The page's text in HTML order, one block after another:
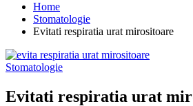
Home
Stomatologie
Evitati respiratia urat mirositoare
Stomatologie
Evitati respiratia urat